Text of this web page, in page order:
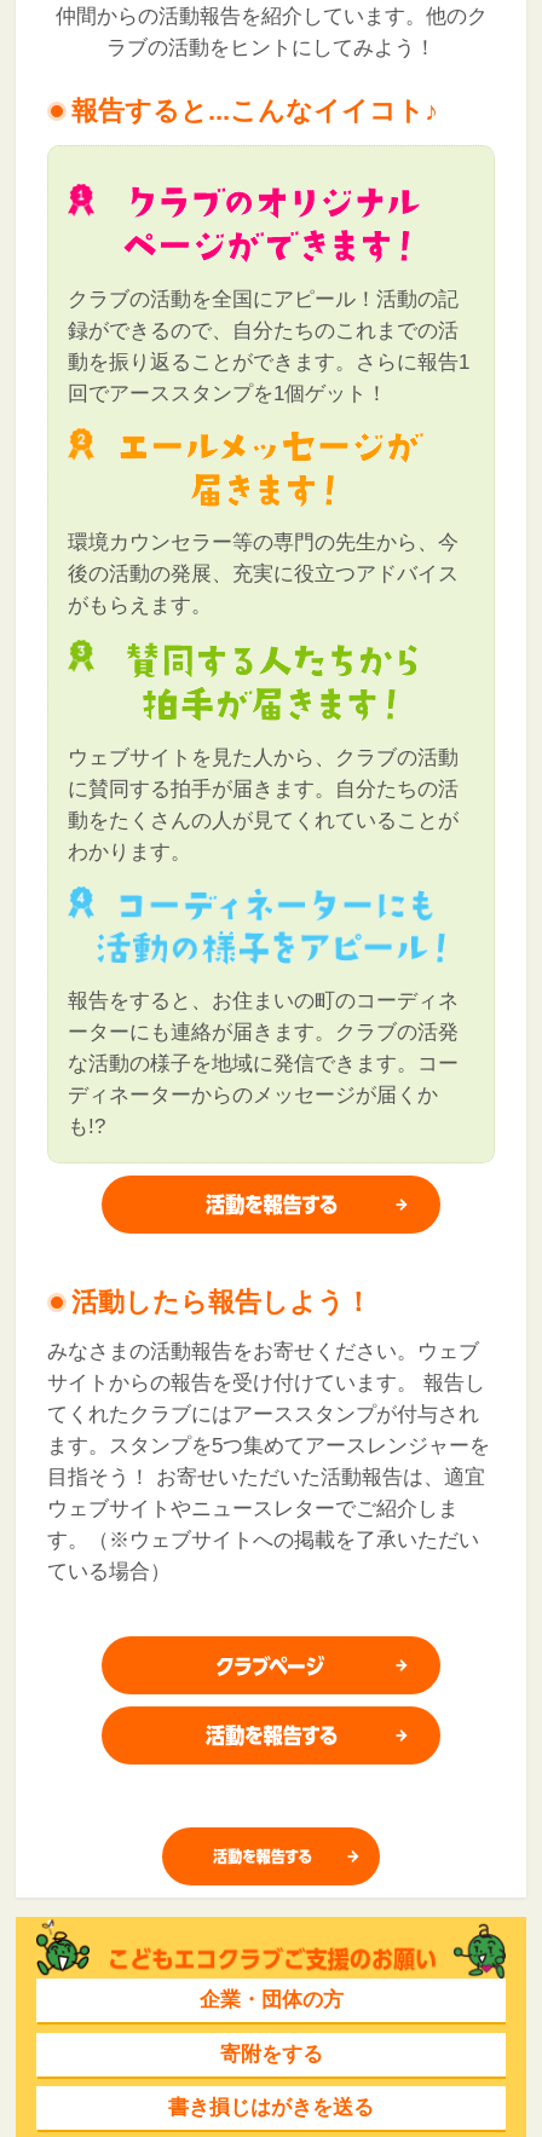
仲間からの活動報告を紹介しています。他のク
ラブの活動をヒントにしてみよう！
報告すると...こんなイイコト♪
クラブの活動を全国にアピール！活動の記
録ができるので、自分たちのこれまでの活
動を振り返ることができます。さらに報告1
回でアーススタンプを1個ゲット！
環境カウンセラー等の専門の先生から、今
後の活動の発展、充実に役立つアドバイス
がもらえます。
ウェブサイトを見た人から、クラブの活動
に賛同する拍手が届きます。自分たちの活
動をたくさんの人が見てくれていることが
わかります。
報告をすると、お住まいの町のコーディネ
ーターにも連絡が届きます。クラブの活発
な活動の様子を地域に発信できます。コー
ディネーターからのメッセージが届くか
も!?
活動したら報告しよう！
みなさまの活動報告をお寄せください。ウェブ
サイトからの報告を受け付けています。
報告し
てくれたクラブにはアーススタンプが付与され
ます。スタンプを5つ集めてアースレンジャーを
目指そう！
お寄せいただいた活動報告は、適宜
ウェブサイトやニュースレターでご紹介しま
す。（※ウェブサイトへの掲載を了承いただい
ている場合）
企業・団体の方
寄附をする
書き損じはがきを送る